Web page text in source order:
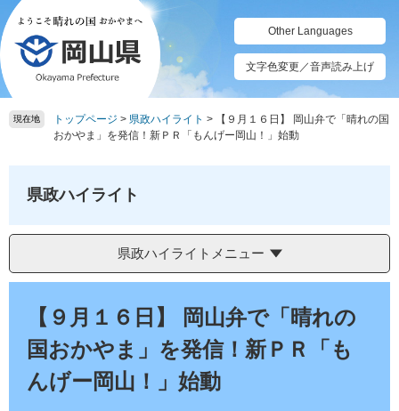
ペ
ー
ジ
の
先
頭
メ
ニ
ュ
ー
を
飛
Other Languages
文字色変更／音声読み上げ
現在地 トップページ > 県政ハイライト >
【９月１６日】 岡山弁で「晴れの国
おかやま」を発信！新ＰＲ「もんげー岡山！」始動
県政ハイライト
県政ハイライトメニュー
【９月１６日】 岡山弁で「晴れの
国おかやま」を発信！新ＰＲ「も
んげー岡山！」始動